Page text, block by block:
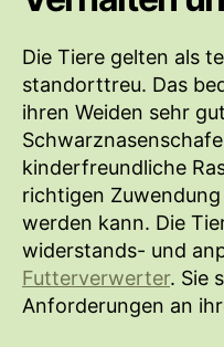
Die Tiere gelten als
standorttreu. Das
ihren Weiden sehr
kinderfreundliche
richtigen
werden kann. Die
widerstands- und
Futterverwerter. Sie
Anforderungen an